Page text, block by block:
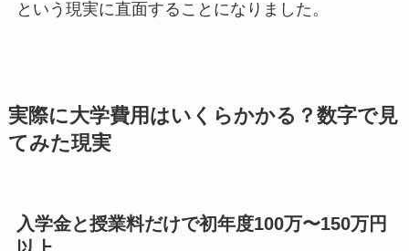
という現実に直面することになりました。
実際に大学費用はいくらかかる？数字で見
てみた現実
入学金と授業料だけで初年度100万〜150万円